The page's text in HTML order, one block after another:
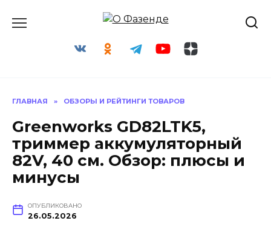
ГЛАВНАЯ » ОБЗОРЫ И РЕЙТИНГИ ТОВАРОВ
Greenworks GD82LTK5,
триммер аккумуляторный
82V, 40 см. Обзор: плюсы и
минусы
ОПУБЛИКОВАНО
26.05.2026